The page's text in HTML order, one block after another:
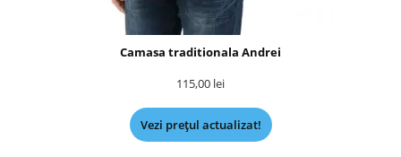
Camasa traditionala Andrei
115,00 lei
Vezi prețul actualizat!